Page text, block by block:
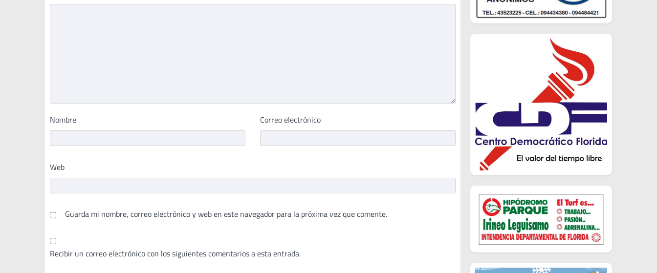
Nombre Correo electrónico
Web
Guarda mi nombre, correo electrónico y web en este navegador para la próxima vez que comente.
Recibir un correo electrónico con los siguientes comentarios a esta entrada.